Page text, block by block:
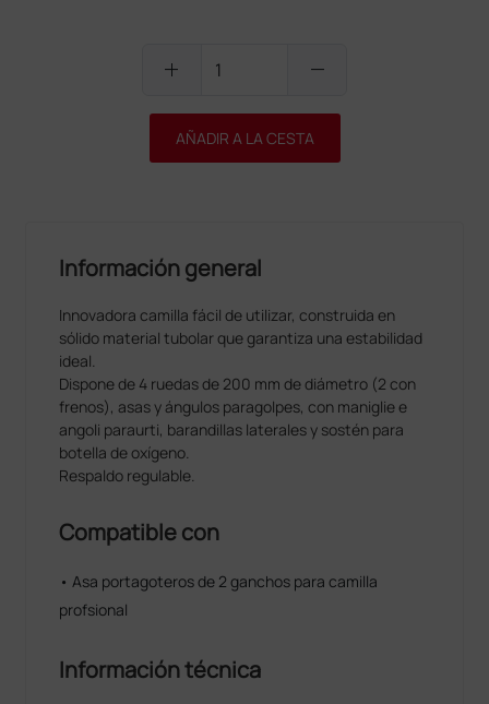
add remove
AÑADIR A LA CESTA
Información general
Innovadora camilla fácil de utilizar, construida en
sólido material tubolar que garantiza una estabilidad
ideal.
Dispone de 4 ruedas de 200 mm de diámetro (2 con
frenos), asas y ángulos paragolpes, con maniglie e
angoli paraurti, barandillas laterales y sostén para
botella de oxígeno.
Respaldo regulable.
Compatible con
• Asa portagoteros de 2 ganchos para camilla
profsional
Información técnica